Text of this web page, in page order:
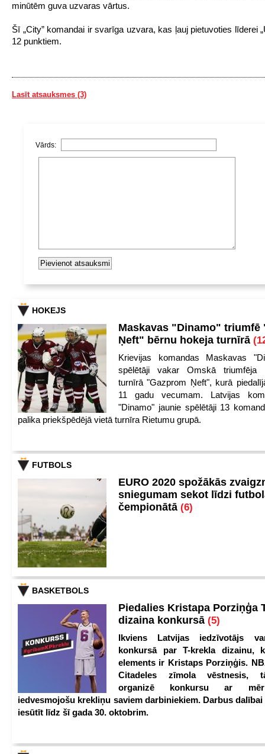
minūtēm guva uzvaras vārtus.
Šī „City” komandai ir svarīga uzvara, kas ļauj pietuvoties līderei
12 punktiem.
Lasīt atsauksmes (3)
Vārds:
HOKEJS
Maskavas "Dinamo" triumfē
Ņeft" bērnu hokeja turnīrā
Krievijas komandas Maskavas
spēlētāji vakar Omskā triumfēja
turnīrā "Gazprom Ņeft", kurā
11 gadu vecumam. Latvijas
"Dinamo" jaunie spēlētāji 13
palika priekšpēdējā vietā turnīra Rietumu grupā.
FUTBOLS
EURO 2020 spožākās
sniegumam sekot līdzi
čempionātā (6)
BASKETBOLS
Piedalies Kristapa Porziņģa
dizaina konkursā (5)
Ikviens Latvijas iedzīvotājs
konkursā par T-krekla dizainu,
elements ir Kristaps Porziņģis.
Citadeles zīmola vēstnesis,
organizē konkursu ar
iedvesmojošu krekliņu saviem darbiniekiem. Darbus
iesūtīt līdz šī gada 30. oktobrim.